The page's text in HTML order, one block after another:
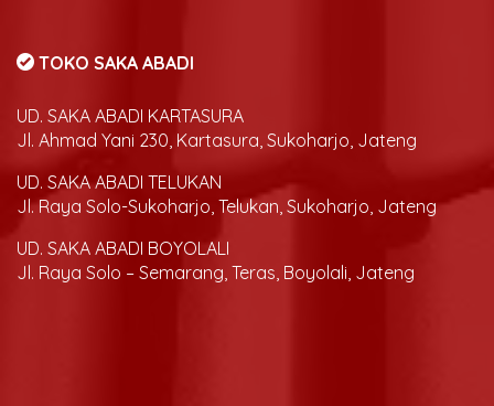
TOKO SAKA ABADI
UD. SAKA ABADI KARTASURA
Jl. Ahmad Yani 230, Kartasura, Sukoharjo, Jateng
UD. SAKA ABADI TELUKAN
Jl. Raya Solo-Sukoharjo, Telukan, Sukoharjo, Jateng
UD. SAKA ABADI BOYOLALI
Jl. Raya Solo – Semarang, Teras, Boyolali, Jateng